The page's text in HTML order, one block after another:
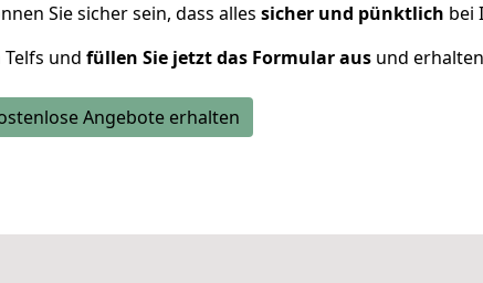
Sie sicher sein, dass alles sicher und pünktlich bei
und füllen Sie jetzt das Formular ausund
Angebote erhalten